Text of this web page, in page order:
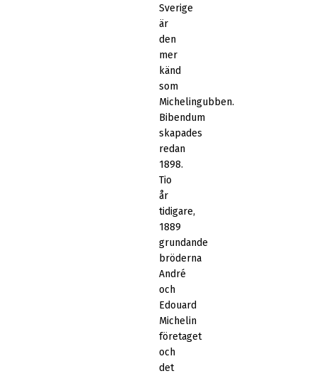
Sverige
är
den
mer
känd
som
Michelingubben.
Bibendum
skapades
redan
1898.
Tio
år
tidigare,
1889
grundande
bröderna
André
och
Edouard
Michelin
företaget
och
det